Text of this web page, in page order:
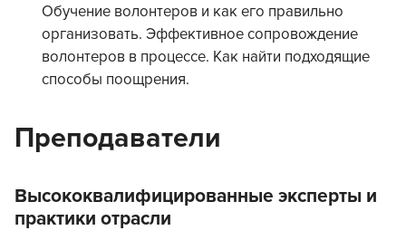
Обучение волонтеров и как его правильно
организовать. Эффективное сопровождение
волонтеров в процессе. Как найти подходящие
способы поощрения.
Преподаватели
Высококвалифицированные эксперты и
практики отрасли